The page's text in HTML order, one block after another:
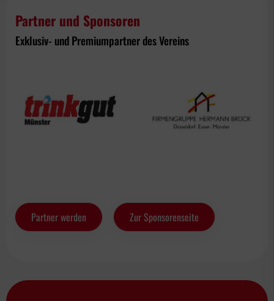
Partner und Sponsoren
Exklusiv- und Premiumpartner des Vereins
Partner werden Zur Sponsorenseite